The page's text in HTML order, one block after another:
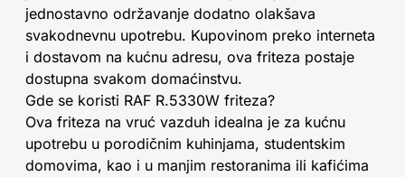
jednostavno održavanje dodatno olakšava
svakodnevnu upotrebu. Kupovinom preko interneta
i dostavom na kućnu adresu, ova friteza postaje
dostupna svakom domaćinstvu.
Gde se koristi RAF R.5330W friteza?
Ova friteza na vruć vazduh idealna je za kućnu
upotrebu u porodičnim kuhinjama, studentskim
domovima, kao i u manjim restoranima ili kafićima